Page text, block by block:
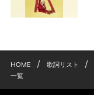
HOME / 歌詞リスト /
一覧